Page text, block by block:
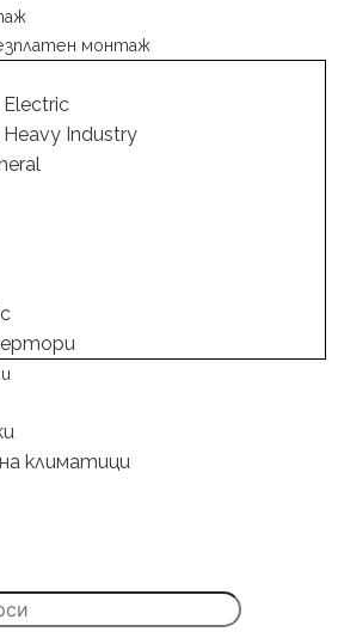
монтаж
Electric
Heavy Industry
климатици